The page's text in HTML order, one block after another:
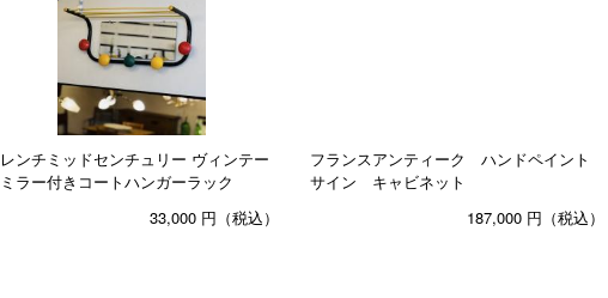
ンチミッドセンチュリー ヴィンテー
ラー付きコートハンガーラック
33,000 円（税込）
フランスアンティーク ハンドペイント
サイン キャビネット
187,000 円（税込）